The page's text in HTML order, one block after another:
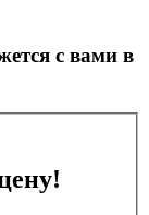
с вами в